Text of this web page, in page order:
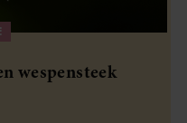
wespensteek